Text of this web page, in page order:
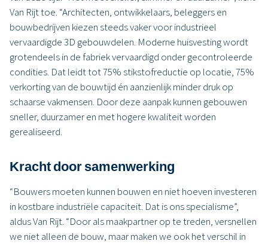
Van Rijt toe. “Architecten, ontwikkelaars, beleggers en
bouwbedrijven kiezen steeds vaker voor industrieel
vervaardigde 3D gebouwdelen. Moderne huisvesting wordt
grotendeels in de fabriek vervaardigd onder gecontroleerde
condities. Dat leidt tot 75% stikstofreductie op locatie, 75%
verkorting van de bouwtijd én aanzienlijk minder druk op
schaarse vakmensen. Door deze aanpak kunnen gebouwen
sneller, duurzamer en met hogere kwaliteit worden
gerealiseerd.
Kracht door samenwerking
“Bouwers moeten kunnen bouwen en niet hoeven investeren
in kostbare industriële capaciteit. Dat is ons specialisme”,
aldus Van Rijt. “Door als maakpartner op te treden, versnellen
we niet alleen de bouw, maar maken we ook het verschil in